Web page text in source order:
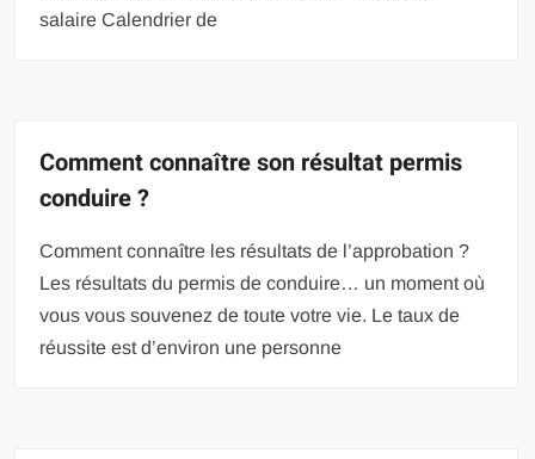
salaire Calendrier de
Comment connaître son résultat permis
conduire ?
Comment connaître les résultats de l’approbation ?
Les résultats du permis de conduire… un moment où
vous vous souvenez de toute votre vie. Le taux de
réussite est d’environ une personne